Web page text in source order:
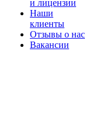
и лицензии
Наши
клиенты
Отзывы о нас
Вакансии